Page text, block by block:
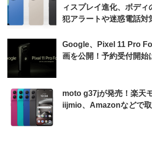
ィスプレイ進化、ボディ
犯アラートや迷惑電話対
Google、Pixel 11 Pro
画を公開！予約受付開始
moto g37jが発売！楽天
iijmio、Amazonなどで取